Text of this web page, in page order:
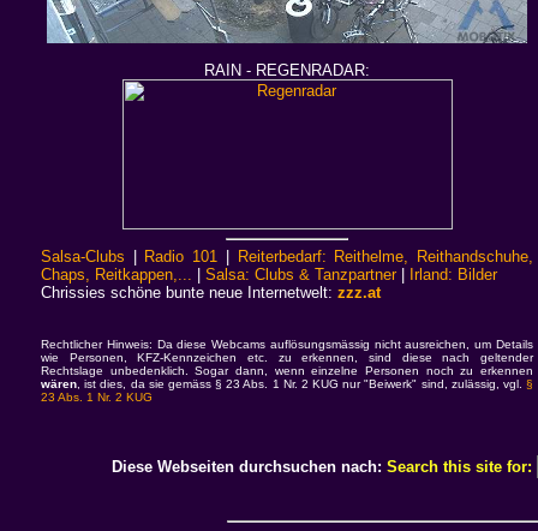
RAIN - REGENRADAR:
Salsa-Clubs Radio 101
Reiterbedarf: Reithelme, Reithandschuhe,
Chaps, Reitkappen,...
Salsa: Clubs & Tanzpartner
Irland: Bilder
Chrissies schöne bunte neue Internetwelt: zzz.at
Rechtlicher Hinweis: Da diese Webcams auflösungsmässig nicht ausreichen, um Details
wie Personen, KFZ-Kennzeichen etc. zu erkennen, sind diese nach geltender
Rechtslage unbedenklich. Sogar dann, wenn einzelne Personen noch zu erkennen
wären , ist dies, da sie gemäss § 23 Abs. 1 Nr. 2 KUG nur "Beiwerk" sind, zulässig, vgl. §
23 Abs. 1 Nr. 2 KUG
Diese Webseiten durchsuchen nach: Search this site for: